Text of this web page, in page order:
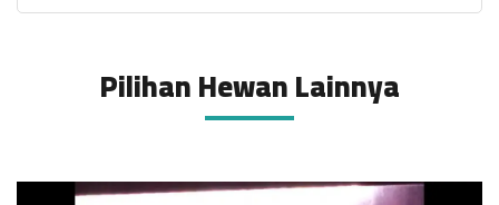
Pilihan Hewan Lainnya